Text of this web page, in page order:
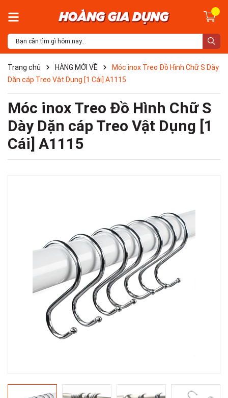
Trang chủ HÀNG MỚI VỀ
Móc inox Treo Đồ Hình Chữ S Dày
Dặn cáp Treo Vật Dụng [1 Cái] A1115
Móc inox Treo Đồ Hình Chữ S
Dày Dặn cáp Treo Vật Dụng [1
Cái] A1115